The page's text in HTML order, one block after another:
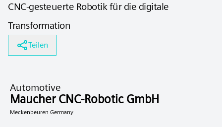
CNC-gesteuerte Robotik für die digitale
Transformation
Teilen
Automotive
Maucher CNC-Robotic GmbH
Meckenbeuren Germany